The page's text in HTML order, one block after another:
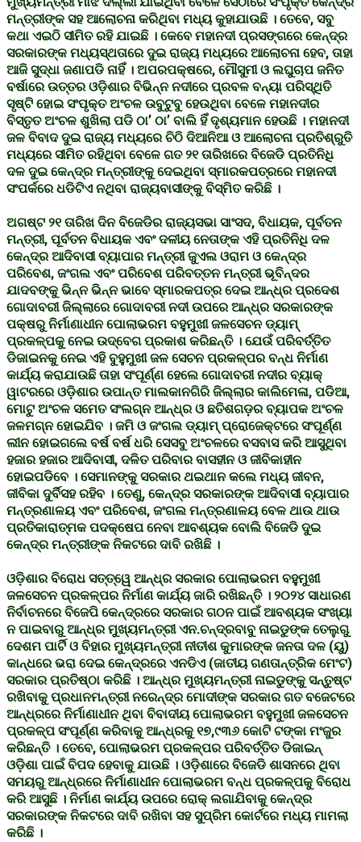
ମନ୍ତ୍ରୀଙ୍କ ସହ ଆଲୋଚନା କରିଥିବା ମଧ୍ୟ କୁହାଯାଉଛି । ତେବେ, ସବୁ
କଥା ଏଇଠି ସୀମିତ ରହି ଯାଇଛି । କେବେ ମହାନଦୀ ପ୍ରସଙ୍ଗରେ କେନ୍ଦ୍ର
ସରକାରଙ୍କ ମଧ୍ୟସ୍ଥତାରେ ଦୁଇ ରାଜ୍ୟ ମଧ୍ୟରେ ଆଲୋଚନା ହେବ, ତାହା
ଆଜି ସୁଦ୍ଧା ଜଣାପଡି ନାହିଁ । ଅପରପକ୍ଷରେ, ମୌସୁମୀ ଓ ଲଘୁଚାପ ଜନିତ
ବର୍ଷାରେ ଉତ୍ତର ଓଡ଼ିଶାର ବିଭିନ୍ନ ନଦୀରେ ପ୍ରବଳ ବନ୍ୟା ପରିସ୍ଥିତି
ସୃଷ୍ଟି ହୋଇ ସଂପୃକ୍ତ ଅଂଚଳ ଉବୁଟୁବୁ ହେଉଥିବା ବେଳେ ମହାନଦୀର
ବିସ୍ତୃତ ଅଂଚଳ ଶୁଖିଲା ପଡି ଠା’ ଠା’ ବାଲି ହିଁ ଦୃଶ୍ୟମାନ ହେଉଛି । ମହାନଦୀ
ଜଳ ବିବାଦ ଦୁଇ ରାଜ୍ୟ ମଧ୍ୟରେ ଚିଠି ଦିଆନିଆ ଓ ଆଲୋଚନା ପ୍ରତିଶ୍ରୁତି
ମଧ୍ୟରେ ସୀମିତ ରହିଥିବା ବେଳେ ଗତ ୨୧ ତାରିଖରେ ବିଜେଡି ପ୍ରତିନିଧି
ଦଳ ଦୁଇ କେନ୍ଦ୍ର ମନ୍ତ୍ରୀଙ୍କୁ ଦେଇଥିବା ସ୍ମାରକପତ୍ରରେ ମହାନଦୀ
ସଂପର୍କରେ ଧଡିଟିଏ ନଥିବା ରାଜ୍ୟବାସୀଙ୍କୁ ବିସ୍ମିତ କରିଛି ।
ଅଗଷ୍ଟ ୨୧ ତାରିଖ ଦିନ ବିଜେଡିର ରାଜ୍ୟସଭା ସାଂସଦ, ବିଧାୟକ, ପୂର୍ବତନ
ମନ୍ତ୍ରୀ, ପୂର୍ବତନ ବିଧାୟକ ଏବଂ ଦଳୀୟ ନେତାଙ୍କ ଏହି ପ୍ରତିନିଧି ଦଳ
କେନ୍ଦ୍ର ଆଦିବାସୀ ବ୍ୟାପାର ମନ୍ତ୍ରୀ ଜୁଏଲ ଓରାମ ଓ କେନ୍ଦ୍ର
ପରିବେଶ, ଜଂଗଲ ଏବଂ ପରିବେଶ ପରିବତ୍ତନ ମନ୍ତ୍ରୀ ଭୂବିନ୍ଦର
ଯାଦବଙ୍କୁ ଭିନ୍ନ ଭିନ୍ନ ଭାବେ ସ୍ମାରକପତ୍ର ଦେଇ ଆନ୍ଧ୍ର ପ୍ରଦେଶ
ଗୋଦାବରୀ ଜିଲ୍ଲାରେ ଗୋଦାବରୀ ନଦୀ ଉପରେ ଆନ୍ଧ୍ର ସରକାରଙ୍କ
ପକ୍ଷରୁ ନିର୍ମାଣାଧୀନ ପୋଲାଭରମ ବହୁମୁଖୀ ଜଳସେଚନ ଡ୍ୟାମ୍
ପ୍ରକଳ୍ପକୁ ନେଇ ଉଦ୍ବେଗ ପ୍ରକାଶ କରିଛନ୍ତି । ଯେଉଁ ପରିବର୍ତ୍ତିତ
ଡିଜାଇନକୁ ନେଇ ଏହି ବୁହୁମୁଖୀ ଜଳ ସେଚନ ପ୍ରକଳ୍ପର ବନ୍ଧ ନିର୍ମାଣ
କାର୍ଯ୍ୟ କରାଯାଉଛି ତାହା ସଂପୂର୍ଣ୍ଣ ହେଲେ ଗୋଦାବରୀ ନଦୀର ବ୍ୟାକ୍
ୱାଟରରେ ଓଡ଼ିଶାର ଉପାନ୍ତ ମାଲକାନଗିରି ଜିଲ୍ଲାର କାଲିମେଳା, ପଡିଆ,
ମୋଟୁ ଅଂଚଳ ସମେତ ସଂଲଗ୍ନ ଆନ୍ଧ୍ର ଓ ଛତିଶଗଡ଼ର ବ୍ୟାପକ ଅଂଚଳ
ଜଳମଗ୍ନ ହୋଇଯିବ । ଜମି ଓ ଜଂଗଲ ଡ୍ୟାମ୍ ପ୍ରୋଜେକ୍ଟରେ ସଂପୂର୍ଣ୍ଣ
ଲୀନ ହୋଇଗଲେ ବର୍ଷ ବର୍ଷ ଧରି ସେସବୁ ଅଂଚଳରେ ବସବାସ କରି ଆସୁଥିବା
ହଜାର ହଜାର ଆଦିବାସୀ, ଦଳିତ ପରିବାର ବାସହୀନ ଓ ଜୀବିକାହୀନ
ହୋଇପଡିବେ । ସେମାନଙ୍କୁ ସରକାର ଥଇଥାନ କଲେ ମଧ୍ୟ ଜୀବନ,
ଜୀବିକା ଦୁର୍ବିସହ ରହିବ । ତେଣୁ, କେନ୍ଦ୍ର ସରକାରଙ୍କ ଆଦିବାସୀ ବ୍ୟାପାର
ମନ୍ତ୍ରଣାଳୟ ଏବଂ ପରିବେଶ, ଜଂଗଲ ମନ୍ତ୍ରଣାଳୟ ବେଳ ଥାଉ ଥାଉ
ପ୍ରତିକାରାତ୍ମକ ପଦକ୍ଷେପ ନେବା ଆବଶ୍ୟକ ବୋଲି ବିଜେଡି ଦୁଇ
କେନ୍ଦ୍ର ମନ୍ତ୍ରୀଙ୍କ ନିକଟରେ ଦାବି ରଖିଛି ।
ଓଡ଼ିଶାର ବିରୋଧ ସତ୍ତ୍ୱେ ଆନ୍ଧ୍ର ସରକାର ପୋଲାଭରମ ବହୁମୁଖୀ
ଜଳସେଚନ ପ୍ରକଳ୍ପର ନିର୍ମାଣ କାର୍ଯ୍ୟ ଜାରି ରଖିଛନ୍ତି । ୨୦୨୪ ସାଧାରଣ
ନିର୍ବାଚନରେ ବିଜେପି କେନ୍ଦ୍ରରେ ସରକାର ଗଠନ ପାଇଁ ଆବଶ୍ୟକ ସଂଖ୍ୟା
ନ ପାଇବାରୁ ଆନ୍ଧ୍ର ମୁଖ୍ୟମନ୍ତ୍ରୀ ଏନ.ଚନ୍ଦ୍ରବାବୁ ନାଇଡୁଙ୍କ ତେଲୁଗୁ
ଦେଶମ ପାର୍ଟି ଓ ବିହାର ମୁଖ୍ୟମନ୍ତ୍ରୀ ନୀତୀଶ କୁମାରଙ୍କ ଜନତା ଦଳ (ୟୁ)
କାନ୍ଧରେ ଭରା ଦେଇ କେନ୍ଦ୍ରରେ ଏନଡିଏ (ଜାତୀୟ ଗଣତାନ୍ତ୍ରିକ ମେଂଟ)
ସରକାର ପ୍ରତିଷ୍ଠା କରିଛି । ଆନ୍ଧ୍ର ମୁଖ୍ୟମନ୍ତ୍ରୀ ନାଇଡୁଙ୍କୁ ସନ୍ତୁଷ୍ଟ
ରଖିବାକୁ ପ୍ରଧାନମନ୍ତ୍ରୀ ନରେନ୍ଦ୍ର ମୋଦୀଙ୍କ ସରକାର ଗତ ବଜେଟରେ
ଆନ୍ଧ୍ରରେ ନିର୍ମାଣାଧୀନ ଥିବା ବିବାଦୀୟ ପୋଲାଭରମ ବହୁମୁଖୀ ଜଳସେଚନ
ପ୍ରକଳ୍ପ ସଂପୂର୍ଣ୍ଣ କରିବାକୁ ଆନ୍ଧ୍ରକୁ ୧୭,୯୩୬ କୋଟି ଟଙ୍କା ମଂଜୁର
କରିଛନ୍ତି । ତେବେ, ପୋଲାଭରମ ପ୍ରକଳ୍ପର ପରିବର୍ତ୍ତିତ ଡିଜାଇନ୍
ଓଡ଼ିଶା ପାଇଁ ବିପଦ ହେବାକୁ ଯାଉଛି । ଓଡ଼ିଶାରେ ବିଜେଡି ଶାସନରେ ଥିବା
ସମୟରୁ ଆନ୍ଧ୍ରରେ ନିର୍ମାଣାଧୀନ ପୋଲାଭରମ ବନ୍ଧ ପ୍ରକଳ୍ପକୁ ବିରୋଧ
କରି ଆସୁଛି । ନିର୍ମାଣ କାର୍ଯ୍ୟ ଉପରେ ରୋକ୍ ଲଗାଯିବାକୁ କେନ୍ଦ୍ର
ସରକାରଙ୍କ ନିକଟରେ ଦାବି ରଖିବା ସହ ସୁପ୍ରିମ କୋର୍ଟରେ ମଧ୍ୟ ମାମଲା
କରିଛି ।